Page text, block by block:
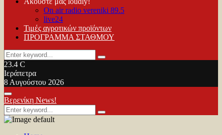
On air radio vereniki 89.5
live24
Τιμές αγροτικών προϊόντων
ΠΡΟΓΡΑΜΜΑ ΣΤΑΘΜΟΥ
Search
for:
Search
23.4 C
Ιεράπετρα
8 Αυγούστου 2026
Facebook
Twitter
Youtube
Primary
Menu
Βερενίκη News!
Search
for:
Search